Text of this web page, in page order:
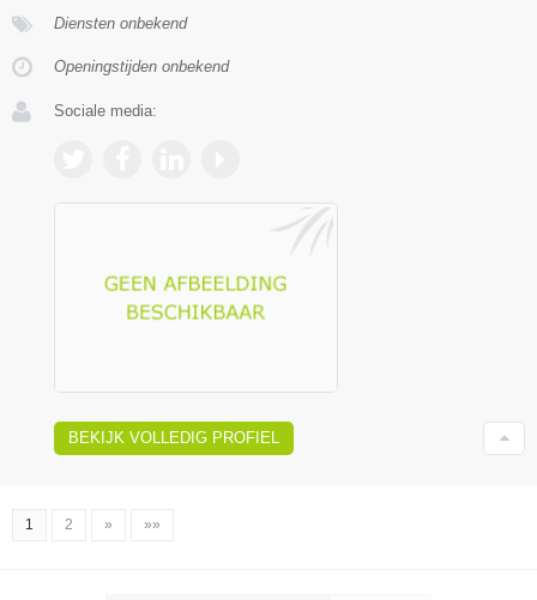
Diensten onbekend
Openingstijden onbekend
Sociale media:
BEKIJK VOLLEDIG PROFIEL
1 2 » »»